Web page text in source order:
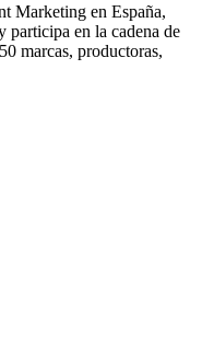
Marketing en España,
participa en la cadena de
marcas, productoras,